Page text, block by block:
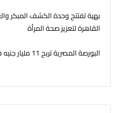
بهية تفتتح وحدة الكشف المبكر
القاهرة لتعزيز صحة المرأة
البورصة المصرية تربح 11 مليار جنيه فى ختام تعاملات الأسبوع